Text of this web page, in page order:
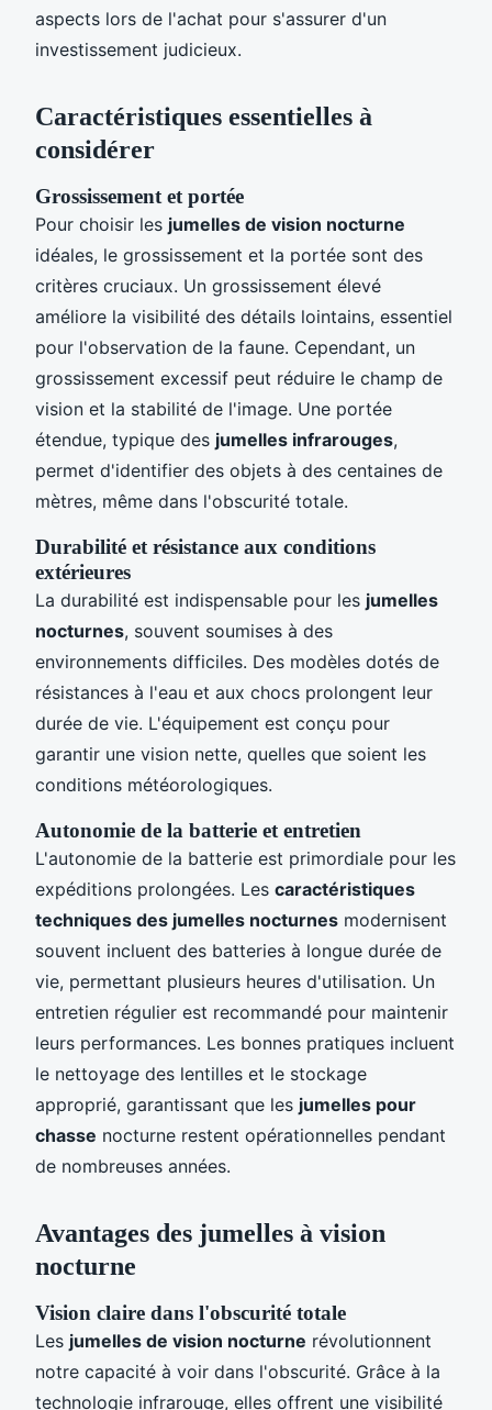
aspects lors de l'achat pour s'assurer d'un
investissement judicieux.
Caractéristiques essentielles à
considérer
Grossissement et portée
Pour choisir les jumelles de vision nocturne
idéales, le grossissement et la portée sont des
critères cruciaux. Un grossissement élevé
améliore la visibilité des détails lointains, essentiel
pour l'observation de la faune. Cependant, un
grossissement excessif peut réduire le champ de
vision et la stabilité de l'image. Une portée
étendue, typique des jumelles infrarouges,
permet d'identifier des objets à des centaines de
mètres, même dans l'obscurité totale.
Durabilité et résistance aux conditions
extérieures
La durabilité est indispensable pour les jumelles
nocturnes, souvent soumises à des
environnements difficiles. Des modèles dotés de
résistances à l'eau et aux chocs prolongent leur
durée de vie. L'équipement est conçu pour
garantir une vision nette, quelles que soient les
conditions météorologiques.
Autonomie de la batterie et entretien
L'autonomie de la batterie est primordiale pour les
expéditions prolongées. Les caractéristiques
techniques des jumelles nocturnes modernisent
souvent incluent des batteries à longue durée de
vie, permettant plusieurs heures d'utilisation. Un
entretien régulier est recommandé pour maintenir
leurs performances. Les bonnes pratiques incluent
le nettoyage des lentilles et le stockage
approprié, garantissant que les jumelles pour
chasse nocturne restent opérationnelles pendant
de nombreuses années.
Avantages des jumelles à vision
nocturne
Vision claire dans l'obscurité totale
Les jumelles de vision nocturne révolutionnent
notre capacité à voir dans l'obscurité. Grâce à la
technologie infrarouge, elles offrent une visibilité